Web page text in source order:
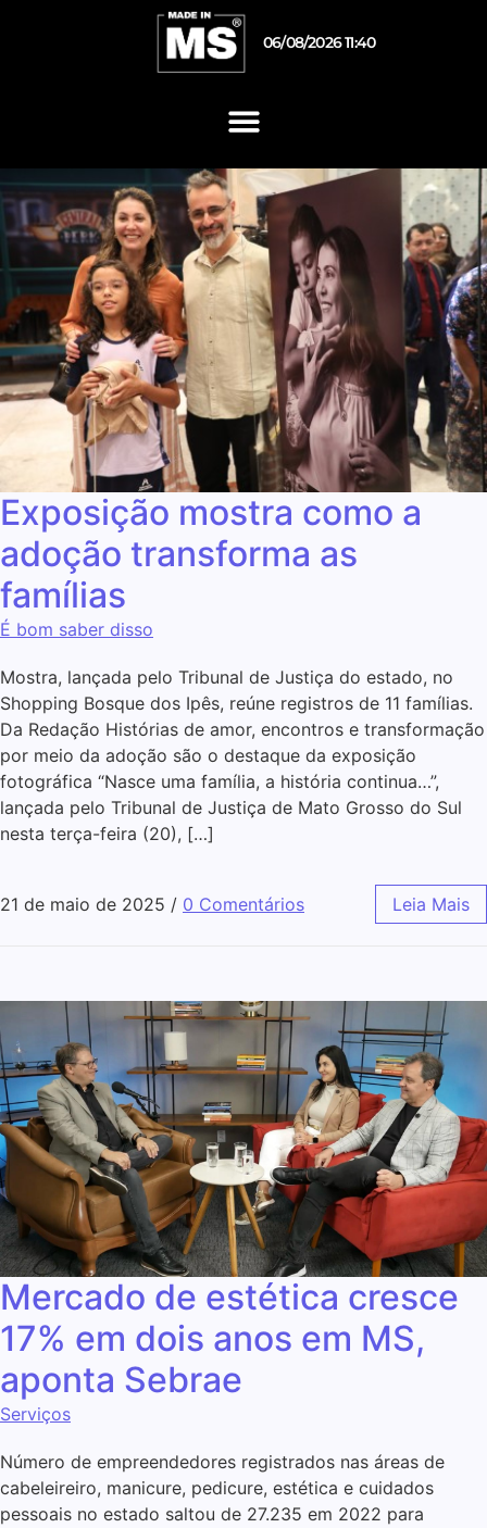
06/08/2026 11:40
Exposição mostra como a
adoção transforma as
famílias
É bom saber disso
Mostra, lançada pelo Tribunal de Justiça do estado, no
Shopping Bosque dos Ipês, reúne registros de 11 famílias.
Da Redação Histórias de amor, encontros e transformação
por meio da adoção são o destaque da exposição
fotográfica “Nasce uma família, a história continua…”,
lançada pelo Tribunal de Justiça de Mato Grosso do Sul
nesta terça-feira (20), […]
21 de maio de 2025 / 0 Comentários Leia Mais
Mercado de estética cresce
17% em dois anos em MS,
aponta Sebrae
Serviços
Número de empreendedores registrados nas áreas de
cabeleireiro, manicure, pedicure, estética e cuidados
pessoais no estado saltou de 27.235 em 2022 para